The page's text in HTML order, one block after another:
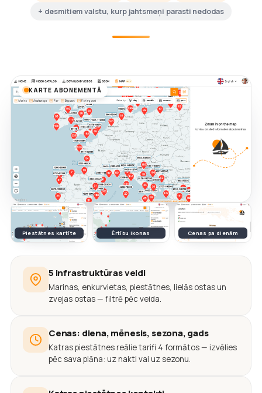
+ desmitiem valstu, kurp jahtsmeņi parasti nedodas
KARTE ABONEMENTĀ
Piestātnes kartīte Ērtību ikonas Cenas pa dienām
5 infrastruktūras veidi
Marinas, enkurvietas, piestātnes, lielās ostas un
zvejas ostas — filtrē pēc veida.
Cenas: diena, mēnesis, sezona, gads
Katras piestātnes reālie tarifi 4 formātos — izvēlies
pēc sava plāna: uz nakti vai uz sezonu.